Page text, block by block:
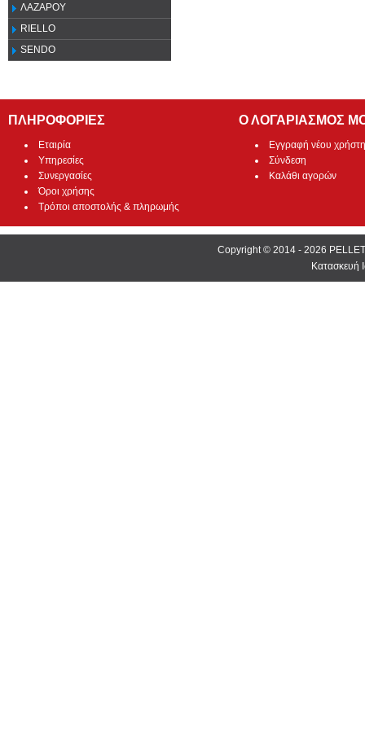
ΛΑΖΑΡΟΥ
RIELLO
SENDO
ΠΛΗΡΟΦΟΡΙΕΣ
Εταιρία
Υπηρεσίες
Συνεργασίες
Όροι χρήσης
Τρόποι αποστολής & πληρωμής
Ο ΛΟΓΑΡΙΑΣΜΟΣ
Εγγραφή νέου χρήστη
Σύνδεση
Καλάθι αγορών
Copyright © 2014 - 2026
Κατασκευή